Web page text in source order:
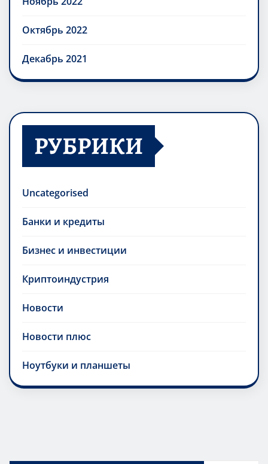
Октябрь 2022
Декабрь 2021
РУБРИКИ
Uncategorised
Банки и кредиты
Бизнес и инвестиции
Криптоиндустрия
Новости
Новости плюс
Ноутбуки и планшеты